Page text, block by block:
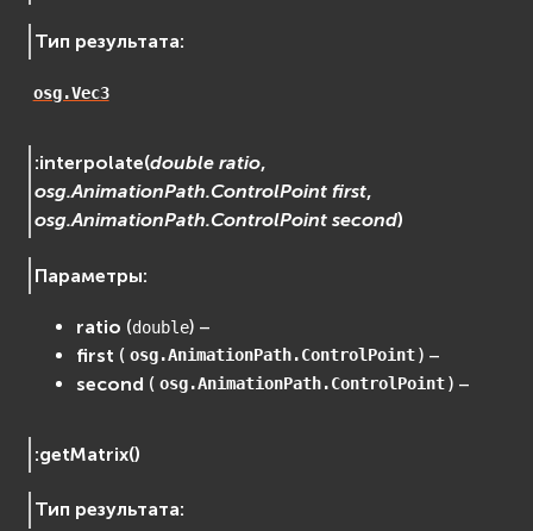
Тип результата:
osg.Vec3
:interpolate(double ratio,
osg.AnimationPath.ControlPoint first,
osg.AnimationPath.ControlPoint second)
Параметры:
ratio (double) –
first ( osg.AnimationPath.ControlPoint ) –
second ( osg.AnimationPath.ControlPoint ) –
:getMatrix()
Тип результата: